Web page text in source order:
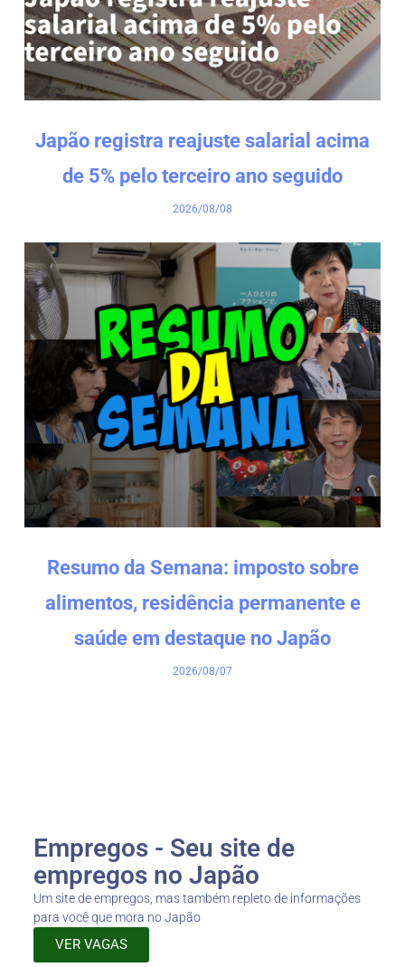
Japão registra reajuste salarial acima
de 5% pelo terceiro ano seguido
2026/08/08
Resumo da Semana: imposto sobre
alimentos, residência permanente e
saúde em destaque no Japão
2026/08/07
Empregos - Seu site de
empregos no Japão
Um site de empregos, mas também repleto de informações
para você que mora no Japão
VER VAGAS